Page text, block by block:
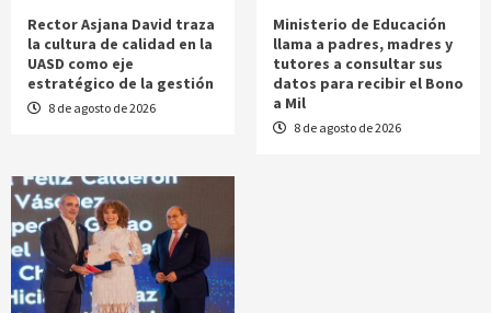
Rector Asjana David traza
la cultura de calidad en la
UASD como eje
estratégico de la gestión
8 de agosto de 2026
Ministerio de Educación
llama a padres, madres y
tutores a consultar sus
datos para recibir el Bono
a Mil
8 de agosto de 2026